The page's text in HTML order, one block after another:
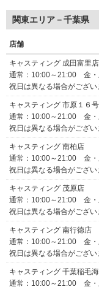
関東エリア－千葉県
店舗
キャスティング 成田富里店
通常：10:00～21:00 金・
祝日は異なる場合がござい
キャスティング 市原１６
通常：10:00～21:00 金・
祝日は異なる場合がござい
キャスティング 南柏店
通常：10:00～21:00 金・
祝日は異なる場合がござい
キャスティング 茂原店
通常：10:00～21:00 金・
祝日は異なる場合がござい
キャスティング 南行徳店
通常：10:00～21:00 金・
祝日は異なる場合がござい
キャスティング 千葉稲毛
通常：10:00～21:00 金・